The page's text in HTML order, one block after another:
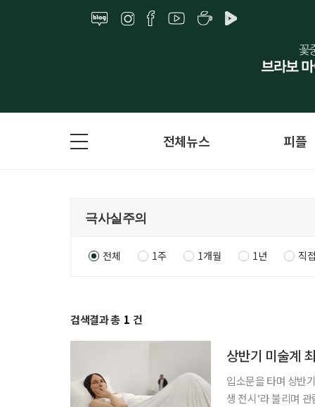
전체뉴스 피플
전체 1주 1개월 1년 직
검색결과 총 1 건
상반기 미술계
입소문을 타며 상반
생 전시’라 불리며